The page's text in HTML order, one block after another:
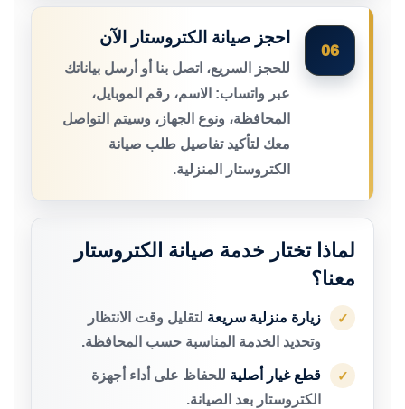
06
احجز صيانة الكتروستار الآن
للحجز السريع، اتصل بنا أو أرسل بياناتك
عبر واتساب: الاسم، رقم الموبايل،
المحافظة، ونوع الجهاز، وسيتم التواصل
معك لتأكيد تفاصيل طلب صيانة
الكتروستار المنزلية.
لماذا تختار خدمة صيانة الكتروستار
معنا؟
✓ زيارة منزلية سريعة لتقليل وقت الانتظار
وتحديد الخدمة المناسبة حسب المحافظة.
✓ قطع غيار أصلية للحفاظ على أداء أجهزة
الكتروستار بعد الصيانة.